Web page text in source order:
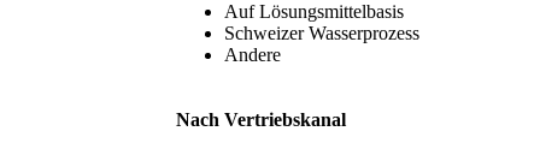
Auf Lösungsmittelbasis
Schweizer Wasserprozess
Andere
Nach Vertriebskanal